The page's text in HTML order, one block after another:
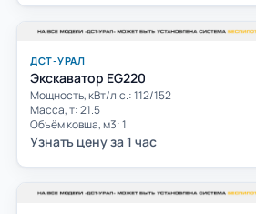
ДСТ-УРАЛ
Экскаватор EG220
Мощность, кВт/л.с.: 112/152
Масса, т: 21.5
Объём ковша, м3: 1
Узнать цену за 1 час